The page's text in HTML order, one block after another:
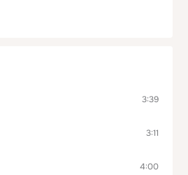
3:39
3:11
4:00